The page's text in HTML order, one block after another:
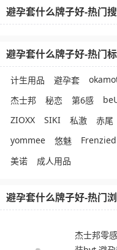
避孕套什么牌子好-热门
避孕套什么牌子好-热门
计生用品 避孕套
杰士邦
秘恋 第6感
ZIOXX
SIKI 私激 赤尾
yommee
悠魅
美诺
成人用品
避孕套什么牌子好-热门
杰士邦零